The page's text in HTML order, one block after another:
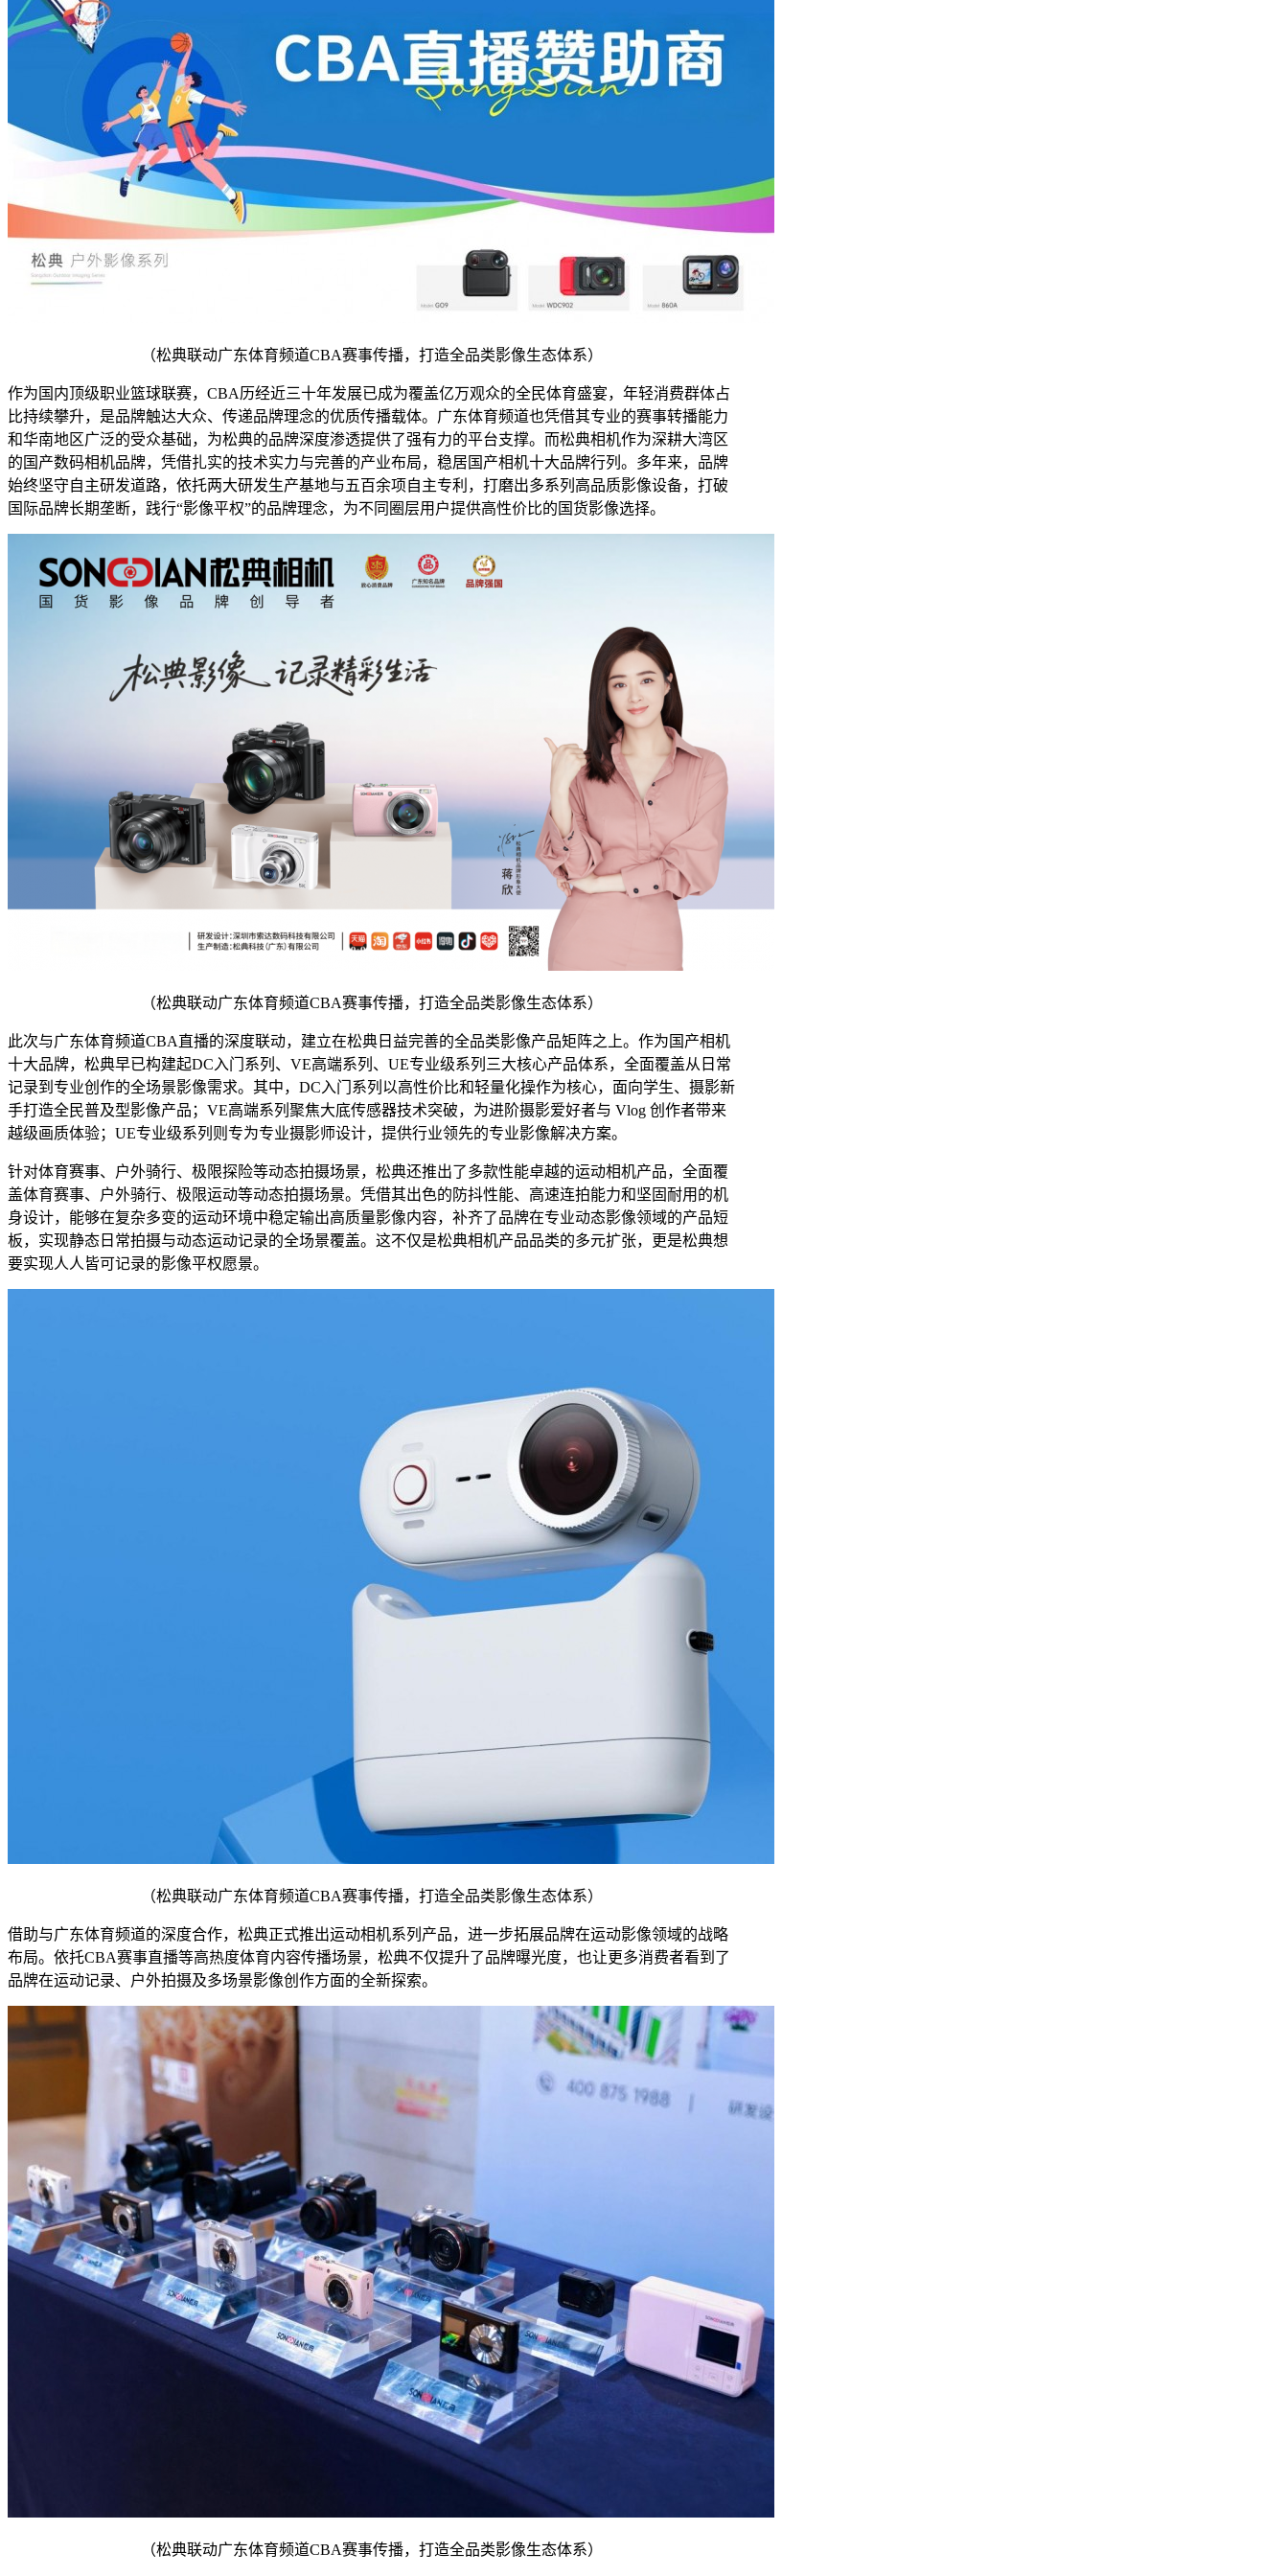
（松典联动广东体育频道CBA赛事传播，打造全品类影像生态体系）
作为国内顶级职业篮球联赛，CBA历经近三十年发展已成为覆盖亿万观众的全民体育盛宴，年轻消费群体占
比持续攀升，是品牌触达大众、传递品牌理念的优质传播载体。广东体育频道也凭借其专业的赛事转播能力
和华南地区广泛的受众基础，为松典的品牌深度渗透提供了强有力的平台支撑。而松典相机作为深耕大湾区
的国产数码相机品牌，凭借扎实的技术实力与完善的产业布局，稳居国产相机十大品牌行列。多年来，品牌
始终坚守自主研发道路，依托两大研发生产基地与五百余项自主专利，打磨出多系列高品质影像设备，打破
国际品牌长期垄断，践行“影像平权”的品牌理念，为不同圈层用户提供高性价比的国货影像选择。
（松典联动广东体育频道CBA赛事传播，打造全品类影像生态体系）
此次与广东体育频道CBA直播的深度联动，建立在松典日益完善的全品类影像产品矩阵之上。作为国产相机
十大品牌，松典早已构建起DC入门系列、VE高端系列、UE专业级系列三大核心产品体系，全面覆盖从日常
记录到专业创作的全场景影像需求。其中，DC入门系列以高性价比和轻量化操作为核心，面向学生、摄影新
手打造全民普及型影像产品；VE高端系列聚焦大底传感器技术突破，为进阶摄影爱好者与 Vlog 创作者带来
越级画质体验；UE专业级系列则专为专业摄影师设计，提供行业领先的专业影像解决方案。
针对体育赛事、户外骑行、极限探险等动态拍摄场景，松典还推出了多款性能卓越的运动相机产品，全面覆
盖体育赛事、户外骑行、极限运动等动态拍摄场景。凭借其出色的防抖性能、高速连拍能力和坚固耐用的机
身设计，能够在复杂多变的运动环境中稳定输出高质量影像内容，补齐了品牌在专业动态影像领域的产品短
板，实现静态日常拍摄与动态运动记录的全场景覆盖。这不仅是松典相机产品品类的多元扩张，更是松典想
要实现人人皆可记录的影像平权愿景。
（松典联动广东体育频道CBA赛事传播，打造全品类影像生态体系）
借助与广东体育频道的深度合作，松典正式推出运动相机系列产品，进一步拓展品牌在运动影像领域的战略
布局。依托CBA赛事直播等高热度体育内容传播场景，松典不仅提升了品牌曝光度，也让更多消费者看到了
品牌在运动记录、户外拍摄及多场景影像创作方面的全新探索。
（松典联动广东体育频道CBA赛事传播，打造全品类影像生态体系）